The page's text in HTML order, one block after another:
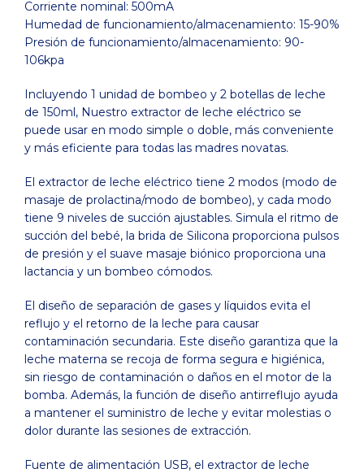
Corriente nominal: 500mA
Humedad de funcionamiento/almacenamiento: 15-90%
Presión de funcionamiento/almacenamiento: 90-
106kpa
Incluyendo 1 unidad de bombeo y 2 botellas de leche
de 150ml, Nuestro extractor de leche eléctrico se
puede usar en modo simple o doble, más conveniente
y más eficiente para todas las madres novatas.
El extractor de leche eléctrico tiene 2 modos (modo de
masaje de prolactina/modo de bombeo), y cada modo
tiene 9 niveles de succión ajustables. Simula el ritmo de
succión del bebé, la brida de Silicona proporciona pulsos
de presión y el suave masaje biónico proporciona una
lactancia y un bombeo cómodos.
El diseño de separación de gases y líquidos evita el
reflujo y el retorno de la leche para causar
contaminación secundaria. Este diseño garantiza que la
leche materna se recoja de forma segura e higiénica,
sin riesgo de contaminación o daños en el motor de la
bomba. Además, la función de diseño antirreflujo ayuda
a mantener el suministro de leche y evitar molestias o
dolor durante las sesiones de extracción.
Fuente de alimentación USB, el extractor de leche